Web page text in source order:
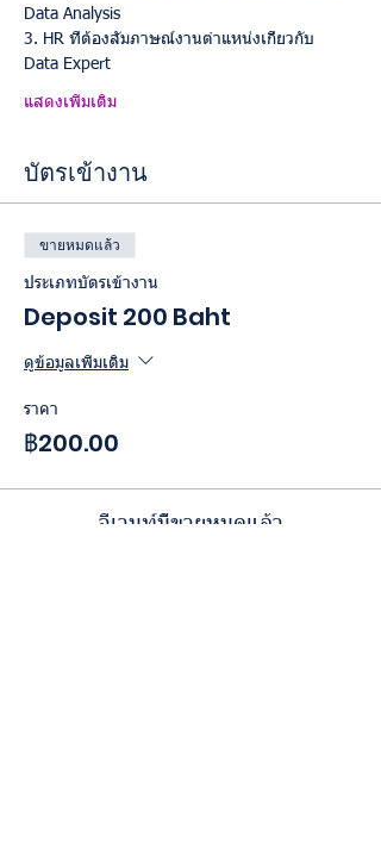
3. HR ที่ต้องสัมภาษณ์งานตำแหน่งเกี่ยวกับ
แสดงเพิ่มเติม
บัตรเข้างาน
ขายหมดแล้ว
ประเภทบัตรเข้างาน
Deposit 200 Baht
ดูข้อมูลเพิ่มเติม
ราคา
฿200.00
อีเวนท์นี้ขายหมดแล้ว